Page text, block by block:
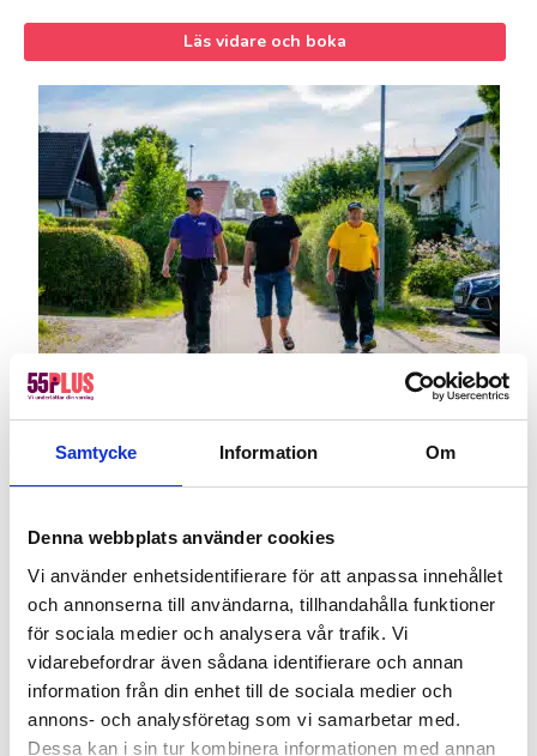
Samtycke Information Om
Denna webbplats använder cookies
Vi använder enhetsidentifierare för att anpassa innehållet
och annonserna till användarna, tillhandahålla funktioner
för sociala medier och analysera vår trafik. Vi
vidarebefordrar även sådana identifierare och annan
information från din enhet till de sociala medier och
annons- och analysföretag som vi samarbetar med.
Dessa kan i sin tur kombinera informationen med annan
Läs vidare och boka
Bli medarbetare
Börjar du närma dig pensionen, eller redan uppnått den
mycket energi och vilja kvar?
Skicka in ansökan
Verksamhetsansvarig 55Plus Kristianstad